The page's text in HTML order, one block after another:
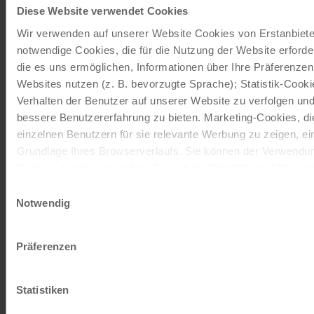
Diese Website verwendet Cookies
Wir verwenden auf unserer Website Cookies von
notwendige Cookies, die für die Nutzung der Website
die es uns ermöglichen, Informationen über Ihre
Websites nutzen (z. B. bevorzugte Sprache); Statistik-
Verhalten der Benutzer auf unserer Website zu verfolgen
bessere Benutzererfahrung zu bieten. Marketing-Cookies,
einzelnen Benutzern für sie relevante Werbung zu zeigen,
Grundlage Ihres Browserverlaufs. Sie können der
Impressum
Notwendig
Präferenzen
Statistiken
in Kärnten
Der Mölltalradweg in Kärnten
ist einlohnenswerter
Abstechervom Alpe Adria-
Radweg aufgrund seiner
Streckenführung.
vielfältige Kulisse mit grünen
Hohen Tauern.